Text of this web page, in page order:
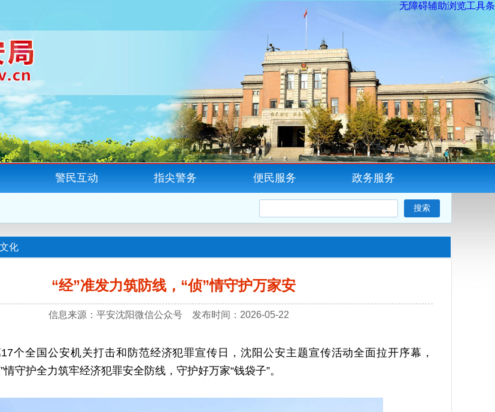
无障碍辅助浏览工具条
警民互动 指尖警务 便民服务 政务服务
化
“经”准发力筑防线，“侦”情守护万家安
信息来源：平安沈阳微信公众号 发布时间：2026-05-22
全国公安机关打击和防范经济犯罪宣传日，沈阳公安主题宣传活动全面拉开序幕，
情守护全力筑牢经济犯罪安全防线，守护好万家“钱袋子”。